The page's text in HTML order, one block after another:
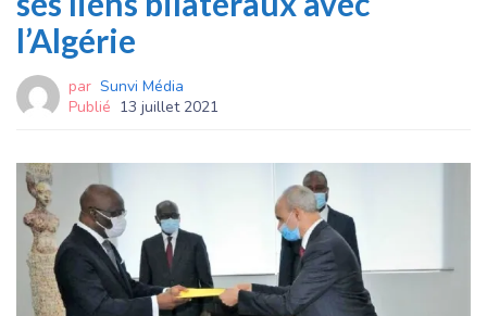
l’Algérie
par Sunvi Média
Publié 13 juillet 2021